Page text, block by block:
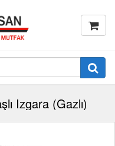
Izgara (Gazlı)